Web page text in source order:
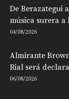
De Berazategui
música surera a
04/08/2026
Almirante
Rial será
06/08/2026